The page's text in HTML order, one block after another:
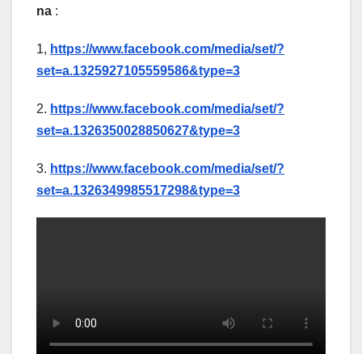
na :
1, https://www.facebook.com/media/set/?
set=a.1325927105559586&type=3
2. https://www.facebook.com/media/set/?
set=a.1326350028850627&type=3
3. https://www.facebook.com/media/set/?
set=a.1326349985517298&type=3